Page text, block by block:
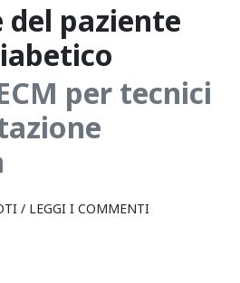
del paziente
per tecnici
/ LEGGI I COMMENTI